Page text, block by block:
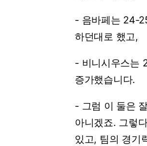
- 음바페는 24-
하던대로 했고,
- 비니시우스는
증가했습니다.
- 그럼 이 둘은
아니겠죠. 그렇
있고, 팀의 경기